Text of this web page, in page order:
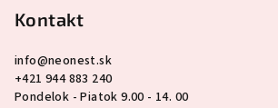
Kontakt
info@neonest.sk
+421 944 883 240
Pondelok - Piatok 9.00 - 14. 00